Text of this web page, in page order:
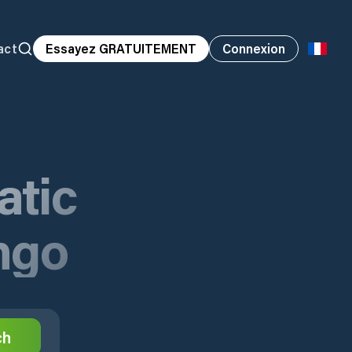
Essayez GRATUITEMENT Connexion